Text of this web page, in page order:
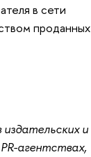
в сети
проданных
и
агентствах,